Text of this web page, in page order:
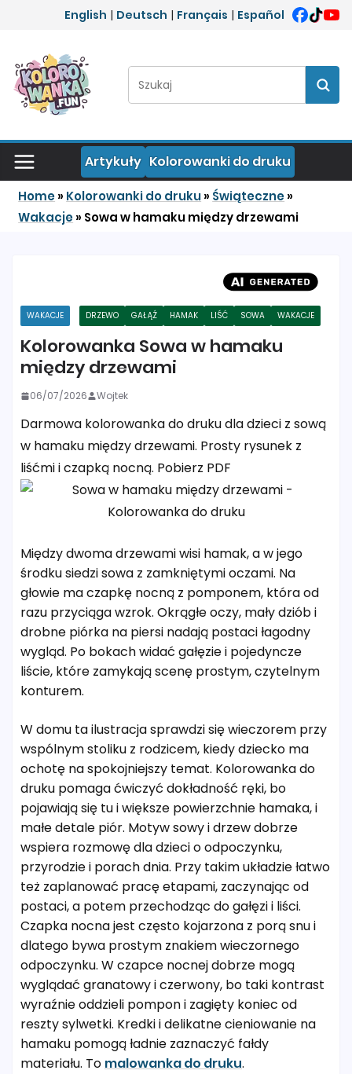
Przejdź do treści
English | Deutsch | Français | Español
Szukaj:
Artykuły Kolorowanki do druku
Home» Kolorowanki do druku» Świąteczne»
Wakacje» Sowa w hamaku między drzewami
WAKACJE DRZEWO GAŁĄŹ HAMAK LIŚĆ SOWA WAKACJE
Kolorowanka Sowa w hamaku
między drzewami
06/07/2026 Wojtek
Darmowa kolorowanka do druku dla dzieci z sową
w hamaku między drzewami. Prosty rysunek z
liśćmi i czapką nocną. Pobierz PDF
Między dwoma drzewami wisi hamak, a w jego
środku siedzi sowa z zamkniętymi oczami. Na
głowie ma czapkę nocną z pomponem, która od
razu przyciąga wzrok. Okrągłe oczy, mały dziób i
drobne piórka na piersi nadają postaci łagodny
wygląd. Po bokach widać gałęzie i pojedyncze
liście, które zamykają scenę prostym, czytelnym
konturem.
W domu ta ilustracja sprawdzi się wieczorem przy
wspólnym stoliku z rodzicem, kiedy dziecko ma
ochotę na spokojniejszy temat. Kolorowanka do
druku pomaga ćwiczyć dokładność ręki, bo
pojawiają się tu i większe powierzchnie hamaka, i
małe detale piór. Motyw sowy i drzew dobrze
wspiera rozmowę dla dzieci o odpoczynku,
przyrodzie i porach dnia. Przy takim układzie łatwo
też zaplanować pracę etapami, zaczynając od
postaci, a potem przechodząc do gałęzi i liści.
Czapka nocna jest często kojarzona z porą snu i
dlatego bywa prostym znakiem wieczornego
odpoczynku. W czapce nocnej dobrze mogą
wyglądać granatowy i czerwony, bo taki kontrast
wyraźnie oddzieli pompon i zagięty koniec od
reszty sylwetki. Kredki i delikatne cieniowanie na
hamaku pomogą ładnie zaznaczyć fałdy
materiału. To malowanka do druku.